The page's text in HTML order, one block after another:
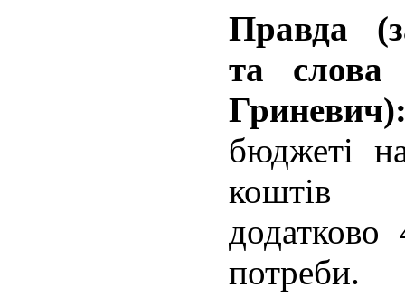
Правда
та слова
бюджеті
коштів
потреби.